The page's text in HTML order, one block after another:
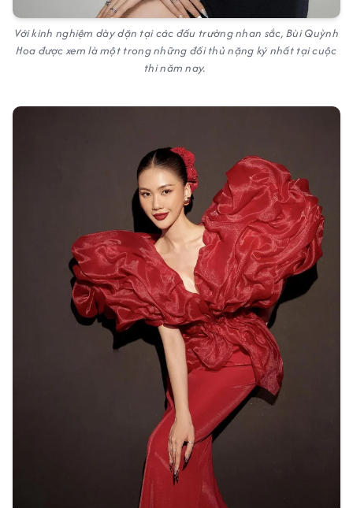
Với kinh nghiệm dày dặn tại các đấu trường nhan sắc, Bùi Quỳnh
Hoa được xem là một trong những đối thủ nặng ký nhất tại cuộc
thi năm nay.